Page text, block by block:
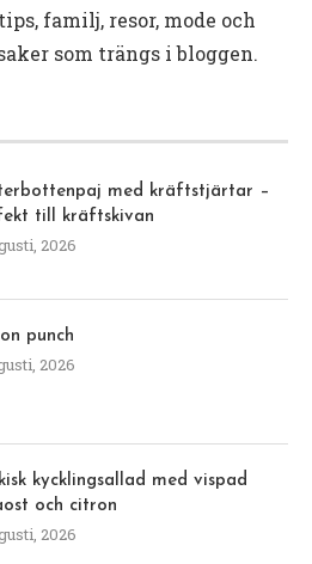
familj, resor, mode och
som trängs i bloggen.
med kräftstjärtar –
till kräftskivan
2026
punch
2026
kycklingsallad med vispad
och citron
2026